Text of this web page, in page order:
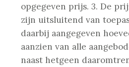
opgegeven prijs. 3. De
zijn uitsluitend van
daarbij aangegeven
aanzien van alle
naast hetgeen